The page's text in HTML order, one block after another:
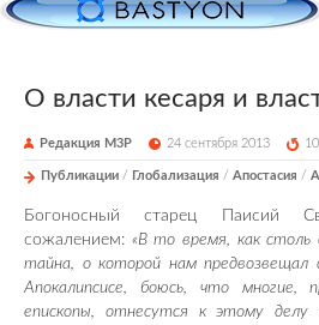
О власти кесаря и
Редакция М3Р 24 сентября 2013
Публикации / Глобализация / Апостасия /
Богоносный старец Паисий
сожалением: «В то время, как
тайна, о которой нам предвозвещал
Апокалипсисе, боюсь, что многие,
епископы, отнесутся к этому делу